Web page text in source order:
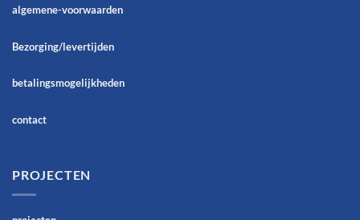
algemene-voorwaarden
Bezorging/levertijden
betalingsmogelijkheden
contact
PROJECTEN